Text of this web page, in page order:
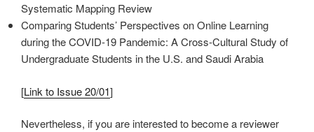
Systematic Mapping Review
Comparing Students’ Perspectives on Online Learning
during the COVID-19 Pandemic: A Cross-Cultural Study of
Undergraduate Students in the U.S. and Saudi Arabia
[Link to Issue 20/01]
Nevertheless, if you are interested to become a reviewer